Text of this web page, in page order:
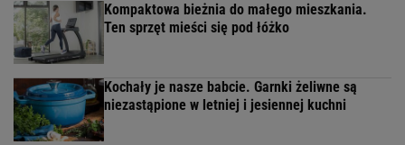
Kompaktowa bieżnia do małego mieszkania.
Ten sprzęt mieści się pod łóżko
Kochały je nasze babcie. Garnki żeliwne są
niezastąpione w letniej i jesiennej kuchni